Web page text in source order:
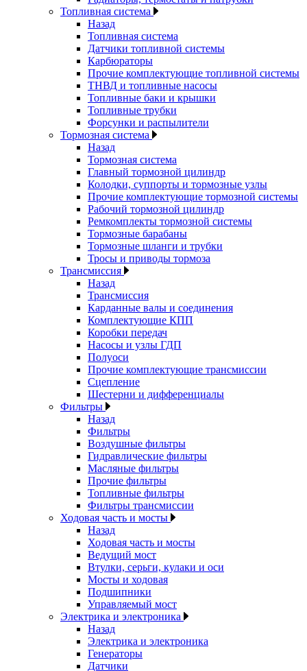
Топливная система
Назад
Топливная система
Датчики топливной системы
Карбюраторы
Прочие комплектующие топливной системы
ТНВД и топливные насосы
Топливные баки и крышки
Топливные трубки
Форсунки и распылители
Тормозная система
Назад
Тормозная система
Главный тормозной цилиндр
Колодки, суппорты и тормозные узлы
Прочие комплектующие тормозной системы
Рабочий тормозной цилиндр
Ремкомплекты тормозной системы
Тормозные барабаны
Тормозные шланги и трубки
Тросы и приводы тормоза
Трансмиссия
Назад
Трансмиссия
Карданные валы и соединения
Комплектующие КПП
Коробки передач
Насосы и узлы ГДП
Полуоси
Прочие комплектующие трансмиссии
Сцепление
Шестерни и дифференциалы
Фильтры
Назад
Фильтры
Воздушные фильтры
Гидравлические фильтры
Масляные фильтры
Прочие фильтры
Топливные фильтры
Фильтры трансмиссии
Ходовая часть и мосты
Назад
Ходовая часть и мосты
Ведущий мост
Втулки, серьги, кулаки и оси
Мосты и ходовая
Подшипники
Управляемый мост
Электрика и электроника
Назад
Электрика и электроника
Генераторы
Датчики